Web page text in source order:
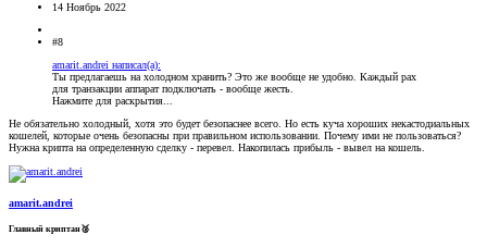
14 Ноябрь 2022
#8
amarit.andrei написал(а):
Ты предлагаешь на холодном хранить? Это же вообще не удобно. Каждый рах
для транзакции аппарат подключать - вообще жесть.
Нажмите для раскрытия...
Не обязательно холодный, хотя это будет безопаснее всего. Но есть куча хороших некастодиальных
кошелей, которые очень безопасны при правильном использовании. Почему ими не пользоваться?
Нужна крипта на определенную сделку - перевел. Накопилась прибыль - вывел на кошель.
amarit.andrei
Главный криптан🥈